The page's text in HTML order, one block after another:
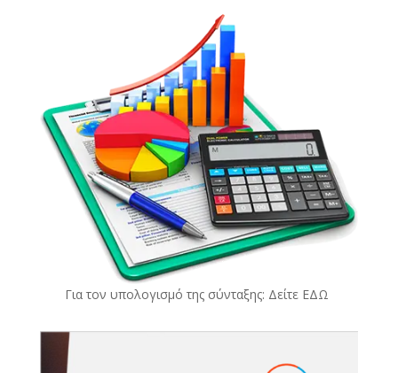
Για τον υπολογισμό της σύνταξης: Δείτε ΕΔΩ